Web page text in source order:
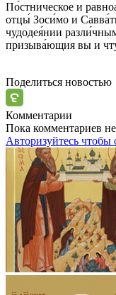
По́стническое и
отцы́ Зоси́мо и
чудодея́нии
призыва́ющия вы и
Поделиться новостью
Комментарии
Пока комментариев
Авторизуйтесь чтобы